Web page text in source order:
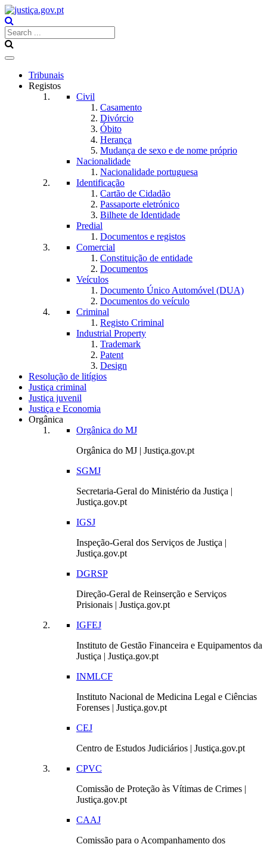
Toggle
navigationTribunais
Registos
Civil
Casamento
Divórcio
Óbito
Herança
Mudança de sexo e de nome próprio
Nacionalidade
Nacionalidade portuguesa
Identificação
Cartão de Cidadão
Passaporte eletrónico
Bilhete de Identidade
Predial
Documentos e registos
Comercial
Constituição de entidade
Documentos
Veículos
Documento Único Automóvel (DUA)
Documentos do veículo
Criminal
Registo Criminal
Industrial Property
Trademark
Patent
Design
Resolução de litígios
Justiça criminal
Justiça juvenil
Justiça e Economia
Orgânica
Orgânica do MJ
Orgânica do MJ | Justiça.gov.pt
SGMJ
Secretaria-Geral do Ministério da Justiça |
Justiça.gov.pt
IGSJ
Inspeção-Geral dos Serviços de Justiça |
Justiça.gov.pt
DGRSP
Direção-Geral de Reinserção e Serviços
Prisionais | Justiça.gov.pt
IGFEJ
Instituto de Gestão Financeira e Equipamentos da
Justiça | Justiça.gov.pt
INMLCF
Instituto Nacional de Medicina Legal e Ciências
Forenses | Justiça.gov.pt
CEJ
Centro de Estudos Judiciários | Justiça.gov.pt
CPVC
Comissão de Proteção às Vítimas de Crimes |
Justiça.gov.pt
CAAJ
Comissão para o Acompanhamento dos